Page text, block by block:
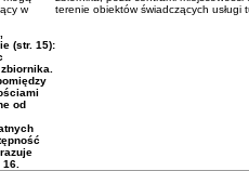
w
(str. 15):
od
terenie obiektów świadczących usługi